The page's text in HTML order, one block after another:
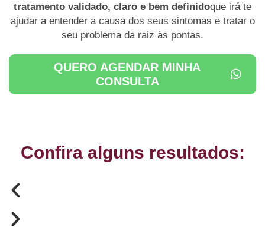
tratamento validado, claro e bem definidoque irá te
ajudar a entender a causa dos seus sintomas e tratar o
seu problema da raiz às pontas.
QUERO AGENDAR MINHA
CONSULTA
Confira alguns resultados: